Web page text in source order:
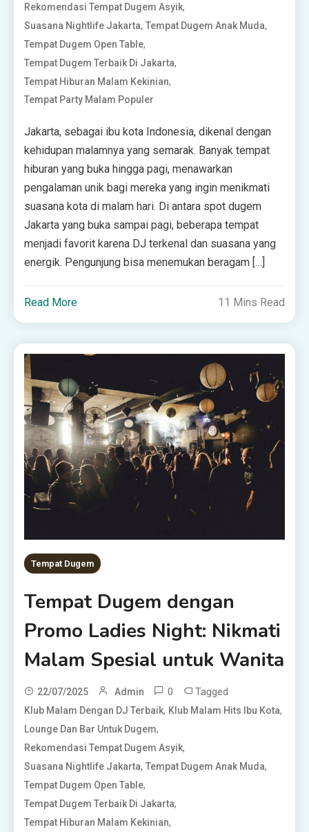
Rekomendasi Tempat Dugem Asyik,
Suasana Nightlife Jakarta,Tempat Dugem Anak Muda,
Tempat Dugem Open Table,
Tempat Dugem Terbaik Di Jakarta,
Tempat Hiburan Malam Kekinian,
Tempat Party Malam Populer
Jakarta, sebagai ibu kota Indonesia, dikenal dengan
kehidupan malamnya yang semarak. Banyak tempat
hiburan yang buka hingga pagi, menawarkan
pengalaman unik bagi mereka yang ingin menikmati
suasana kota di malam hari. Di antara spot dugem
Jakarta yang buka sampai pagi, beberapa tempat
menjadi favorit karena DJ terkenal dan suasana yang
energik. Pengunjung bisa menemukan beragam […]
Read More 11 Mins Read
Tempat Dugem
Tempat Dugem dengan
Promo Ladies Night: Nikmati
Malam Spesial untuk Wanita
22/07/2025 Admin 0 Tagged
Klub Malam Dengan DJ Terbaik, Klub Malam Hits Ibu Kota,
Lounge Dan Bar Untuk Dugem,
Rekomendasi Tempat Dugem Asyik,
Suasana Nightlife Jakarta,Tempat Dugem Anak Muda,
Tempat Dugem Open Table,
Tempat Dugem Terbaik Di Jakarta,
Tempat Hiburan Malam Kekinian,